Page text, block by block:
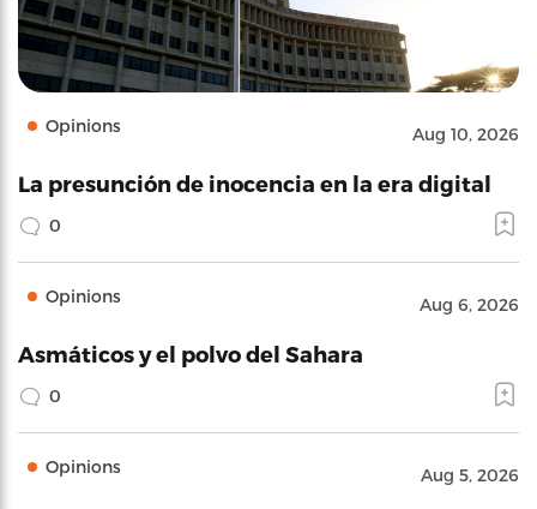
Opinions Aug 10, 2026
La presunción de inocencia en la era digital
0
Opinions Aug 6, 2026
Asmáticos y el polvo del Sahara
0
Opinions Aug 5, 2026